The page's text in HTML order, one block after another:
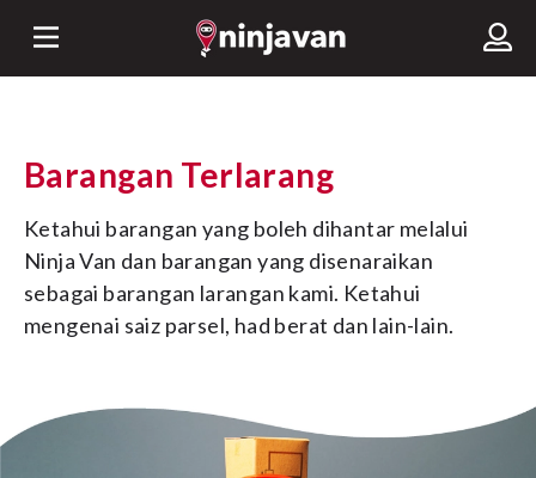
Barangan Terlarang
Ketahui barangan yang boleh dihantar melalui
Ninja Van dan barangan yang disenaraikan
sebagai barangan larangan kami. Ketahui
mengenai saiz parsel, had berat dan lain-lain.